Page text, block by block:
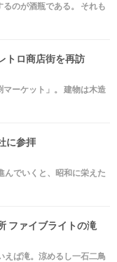
のが酒瓶である。 それも
トロ商店街を再訪
ーケット」。 建物は木造
に参拝
んでいくと、昭和に栄えた
ファイブライトの滝
えば滝。涼めるし一石二鳥